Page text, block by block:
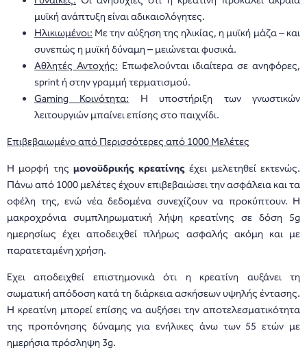
μυϊκή ανάπτυξη είναι αδικαιολόγητες.
Ηλικιωμένοι:Με την αύξηση της ηλικίας, η μυϊκή μάζα – και
συνεπώς η μυϊκή δύναμη – μειώνεται φυσικά.
Αθλητές Αντοχής:Επωφελούνται ιδιαίτερα σε ανηφόρες,
sprint ή στην γραμμή τερματισμού.
Gaming Κοινότητα:Η υποστήριξη των γνωστικών
λειτουργιών μπαίνει επίσης στο παιχνίδι.
Επιβεβαιωμένο από Περισσότερες από 1000 Μελέτες
Η μορφή της μονοϋδρικής κρεατίνης έχει μελετηθεί εκτενώς.
Πάνω από 1000 μελέτες έχουν επιβεβαιώσει την ασφάλεια και τα
οφέλη της, ενώ νέα δεδομένα συνεχίζουν να προκύπτουν. Η
μακροχρόνια συμπληρωματική λήψη κρεατίνης σε δόση 5g
ημερησίως έχει αποδειχθεί πλήρως ασφαλής ακόμη και με
παρατεταμένη χρήση.
Έχει αποδειχθεί επιστημονικά ότι η κρεατίνη αυξάνει τη
σωματική απόδοση κατά τη διάρκεια ασκήσεων υψηλής έντασης.
Η κρεατίνη μπορεί επίσης να αυξήσει την αποτελεσματικότητα
της προπόνησης δύναμης για ενήλικες άνω των 55 ετών με
ημερήσια πρόσληψη 3g.